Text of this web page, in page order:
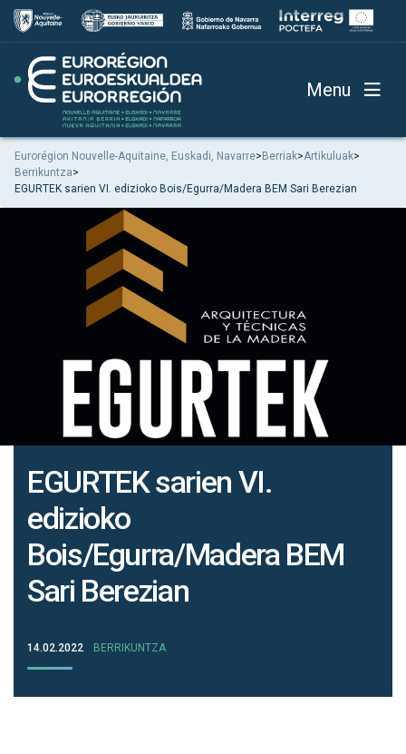
Menu
Eurorégion Nouvelle-Aquitaine, Euskadi, Navarre> Berriak>Artikuluak>
Berrikuntza>
EGURTEK sarien VI. edizioko Bois/Egurra/Madera BEM Sari Berezian
EGURTEK sarien VI.
edizioko
Bois/Egurra/Madera BEM
Sari Berezian
14.02.2022 BERRIKUNTZA